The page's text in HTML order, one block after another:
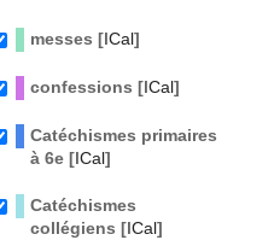
messes [ ICal]
confessions [ ICal]
Catéchismes primaires
à 6e [ ICal]
Catéchismes
collégiens [ ICal]